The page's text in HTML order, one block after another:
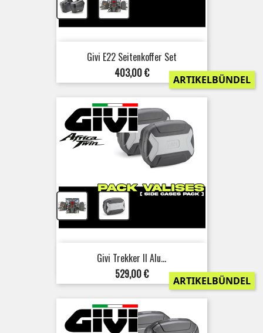
Givi E22 Seitenkoffer Set
Preis
403,00 € ARTIKELBÜNDEL
Givi Trekker II Alu...
Preis
529,00 € ARTIKELBÜNDEL